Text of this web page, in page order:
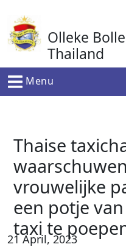
naar
de
inhoud
Olleke
Thailand
In Thailand
Menu
Thaise
vrouwelijke
een potje
taxi te
21 April, 2023